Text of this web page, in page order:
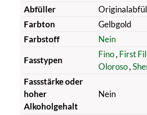
Abfüller
Farbton
Gelbgold
Farbstoff
Nein
Fasstypen
Fino, First
Oloroso,
Fassstärke oder
hoher
Alkoholgehalt
Nein